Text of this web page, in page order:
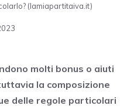
(lamiapartitaiva.it)
molti bonus o aiuti
la composizione
delle regole particolari